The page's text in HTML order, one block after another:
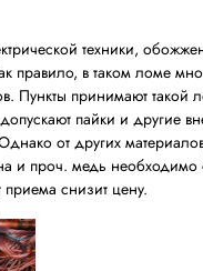
техники,
правило, в таком ломе
Пункты принимают такой
пайки и другие
от других
и проч. медь необходимо
приема снизит цену.